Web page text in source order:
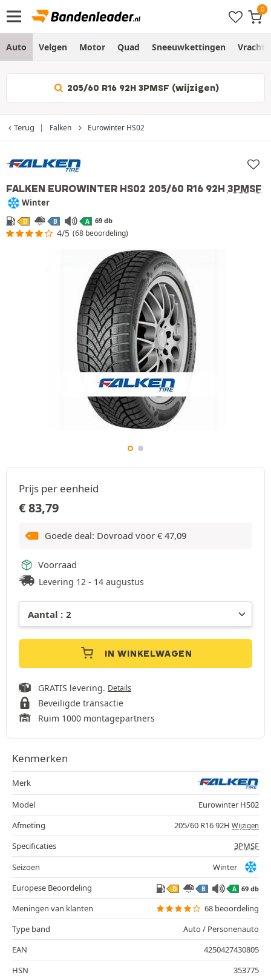
Auto Velgen Motor Quad Sneeuwkettingen
205/60 R16 92H 3PMSF (wijzigen)
Terug Falken Eurowinter HS02
FALKEN EUROWINTER HS02 205/60 R16 92H 3PMSF
Winter
D B A 69 db
4/5 (68 beoordeling)
Prijs per eenheid
€83,79
Goede deal: Dovroad voor € 47,09
Voorraad
Levering 12 - 14 augustus
IN WINKELWAGEN
GRATIS levering. Details
Beveiligde transactie
Ruim 1000 montagepartners
Kenmerken
Merk
Model
Eurowinter HS02
Afmeting
205/60 R16 92H Wijzigen
Specificaties
3PMSF
Seizoen
Winter
Europese Beoordeling
D B A 69 db
Meningen van klanten
68 beoordeling
Type band
Auto / Personenauto
EAN
4250427430805
HSN
353775